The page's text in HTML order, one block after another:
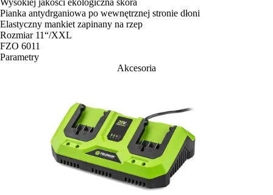
Wysokiej jakości ekologiczna skóra
Pianka antydrganiowa po wewnętrznej stronie dłoni
Elastyczny mankiet zapinany na rzep
Rozmiar 11“/XXL
FZO 6011
Parametry
Akcesoria